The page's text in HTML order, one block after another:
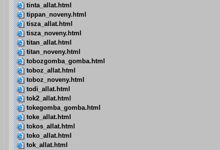
tinta_allat.html
tippan_noveny.html
tisza_allat.html
tisza_noveny.html
titan_allat.html
titan_noveny.html
tobozgomba_gomba.html
toboz_allat.html
toboz_noveny.html
todi_allat.html
tok2_allat.html
tokegomba_gomba.html
toke_allat.html
tokos_allat.html
toko_allat.html
tok_allat.html